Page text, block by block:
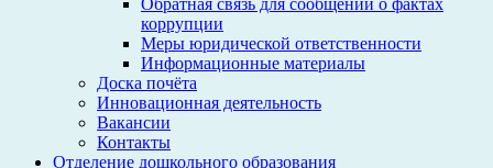
Обратная связь для сообщений о фактах
коррупции
Меры юридической ответственности
Информационные материалы
Доска почёта
Инновационная деятельность
Вакансии
Контакты
Отделение дошкольного образования